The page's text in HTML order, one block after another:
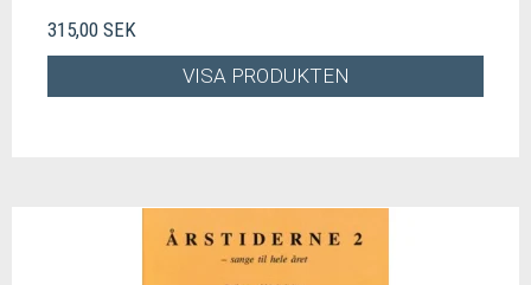
315,00 SEK
VISA PRODUKTEN